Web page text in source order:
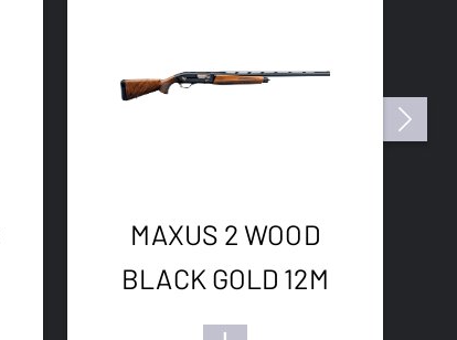
MAXUS 2 WOOD
BLACK GOLD 12M